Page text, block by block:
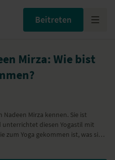
Beitreten
Mirza: Wie bist
Nadeen Mirza kennen. Sie ist
unterrichtet diesen Yogastil mit
zum Yoga gekommen ist, was sie
und wie sie überhaupt